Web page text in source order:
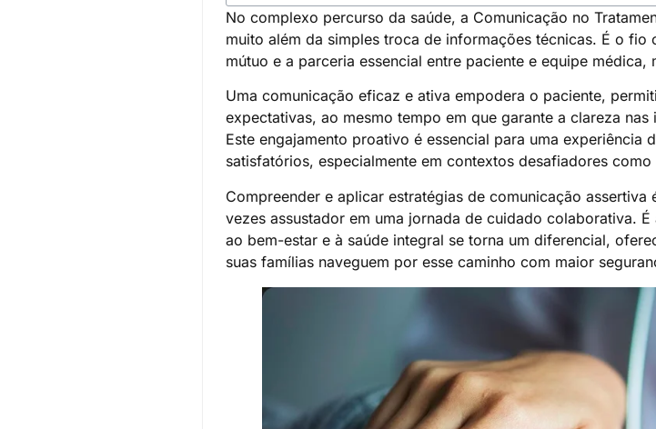
No complexo percurso da saúde, a Comunicação no
muito além da simples troca de informações técnicas. É o
mútuo e a parceria essencial entre paciente e equipe
Uma comunicação eficaz e ativa empodera o paciente,
expectativas, ao mesmo tempo em que garante a clareza
Este engajamento proativo é essencial para uma experiência
satisfatórios, especialmente em contextos desafiadores
Compreender e aplicar estratégias de comunicação
vezes assustador em uma jornada de cuidado colaborativa.
ao bem-estar e à saúde integral se torna um diferencial,
suas famílias naveguem por esse caminho com maior